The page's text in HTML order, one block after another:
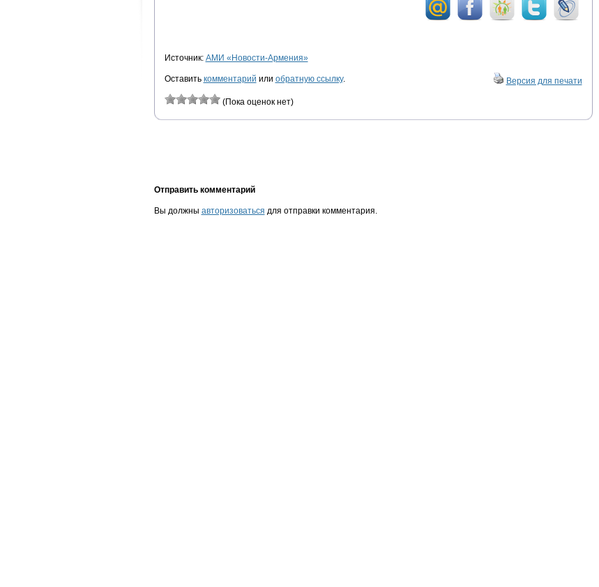
Источник: АМИ «Новости-Армения»
Оставить комментарий или обратную ссылку. Версия для печати
(Пока оценок нет)
Отправить комментарий
Вы должны авторизоваться для отправки комментария.